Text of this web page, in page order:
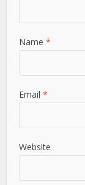
Name*
Email*
Website